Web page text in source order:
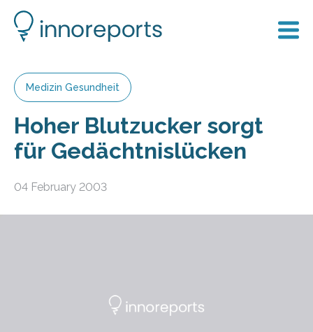
Medizin Gesundheit
Hoher Blutzucker sorgt
für Gedächtnislücken
04 February 2003